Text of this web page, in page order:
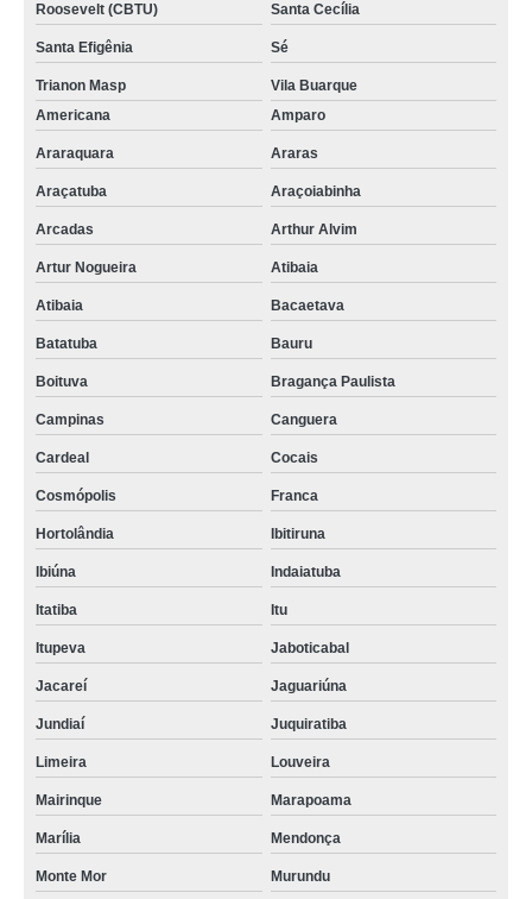
Roosevelt (CBTU) Santa Cecília
Santa Efigênia Sé
Trianon Masp
Vila Buarque
Americana
Amparo
Araraquara Araras
Araçatuba Araçoiabinha
Arcadas Arthur Alvim
Artur Nogueira Atibaia
Atibaia Bacaetava
Batatuba Bauru
Boituva Bragança Paulista
Campinas Canguera
Cardeal Cocais
Cosmópolis Franca
Hortolândia Ibitiruna
Ibiúna Indaiatuba
Itatiba Itu
Itupeva Jaboticabal
Jacareí Jaguariúna
Jundiaí Juquiratiba
Limeira Louveira
Mairinque Marapoama
Marília Mendonça
Monte Mor Murundu